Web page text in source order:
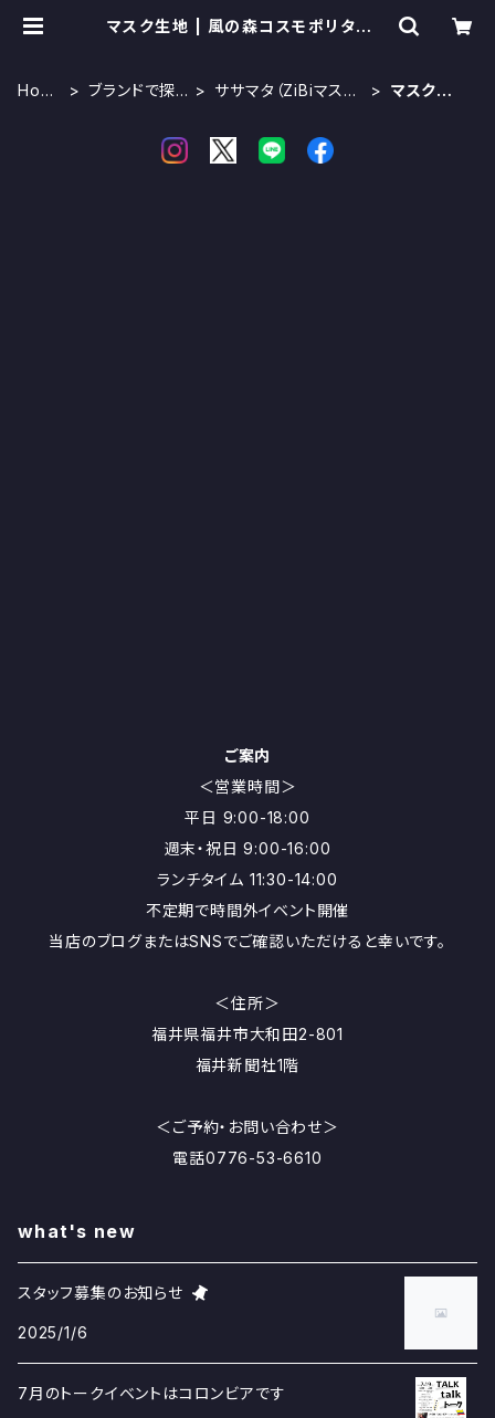
マスク生地 | 風の森コスモポリタンカ
Hom
ブランドで探
ササマタ（ZiBiマス
マスク生
ご案内
＜営業時間＞
平日 9:00-18:00
週末・祝日 9:00-16:00
ランチタイム 11:30-14:00
不定期で時間外イベント開催
当店のブログまたはSNSでご確認いただけると幸いです。
＜住所＞
福井県福井市大和田2-801
福井新聞社1階
＜ご予約・お問い合わせ＞
電話0776-53-6610
what's new
スタッフ募集のお知らせ
2025/1/6
7月のトークイベントはコロンビアです